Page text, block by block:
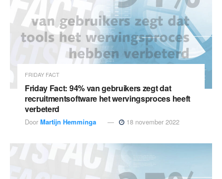
FRIDAY FACT
Friday Fact: 94% van gebruikers zegt dat
recruitmentsoftware het wervingsproces heeft
verbeterd
Door Martijn Hemminga 18 november 2022